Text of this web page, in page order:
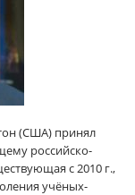
(США) принял
российско-
с 2010 г.,
учёных-